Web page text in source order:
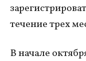
течение трех
В начале